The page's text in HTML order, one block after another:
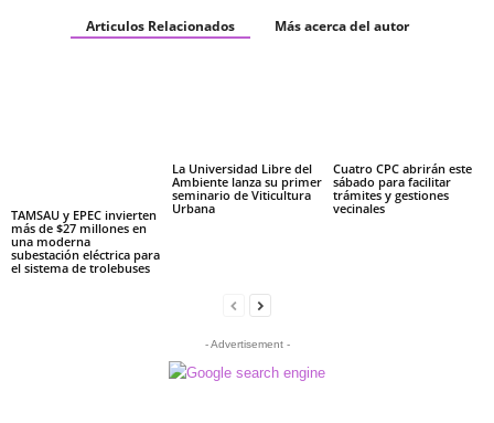
Articulos Relacionados Más acerca del autor
TAMSAU y EPEC invierten
más de $27 millones en
una moderna
subestación eléctrica para
el sistema de trolebuses
La Universidad Libre del
Ambiente lanza su primer
seminario de Viticultura
Urbana
Cuatro CPC abrirán este
sábado para facilitar
trámites y gestiones
vecinales
- Advertisement -